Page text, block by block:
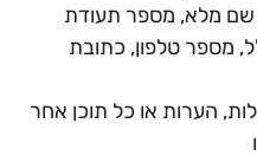
שם מלא, מספר תעודת
מספר טלפון, כתובת
הערות או כל תוכן אחר